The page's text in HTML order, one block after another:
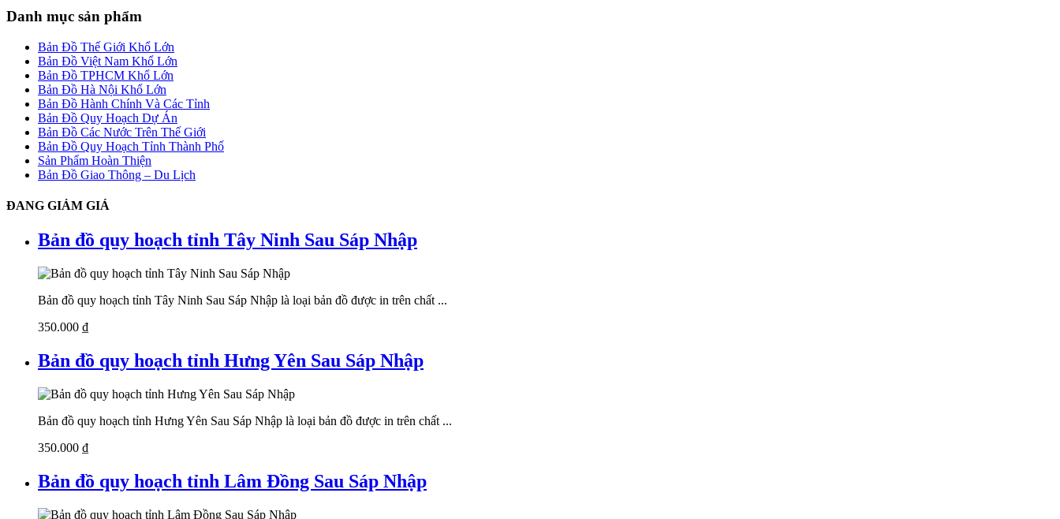
Danh mục sản phẩm
Bản Đồ Thế Giới Khổ Lớn
Bản Đồ Việt Nam Khổ Lớn
Bản Đồ TPHCM Khổ Lớn
Bản Đồ Hà Nội Khổ Lớn
Bản Đồ Hành Chính Và Các Tỉnh
Bản Đồ Quy Hoạch Dự Án
Bản Đồ Các Nước Trên Thế Giới
Bản Đồ Quy Hoạch Tỉnh Thành Phố
Sản Phẩm Hoàn Thiện
Bản Đồ Giao Thông – Du Lịch
ĐANG GIẢM GIÁ
Bản đồ quy hoạch tỉnh Tây Ninh Sau Sáp Nhập
Bản đồ quy hoạch tỉnh Tây Ninh Sau Sáp Nhập là loại bản đồ được in trên chất ...
350.000 ₫
Bản đồ quy hoạch tỉnh Hưng Yên Sau Sáp Nhập
Bản đồ quy hoạch tỉnh Hưng Yên Sau Sáp Nhập là loại bản đồ được in trên chất ...
350.000 ₫
Bản đồ quy hoạch tỉnh Lâm Đồng Sau Sáp Nhập